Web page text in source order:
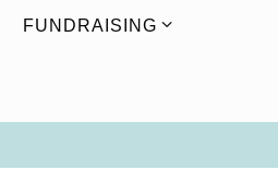
FUNDRAISING